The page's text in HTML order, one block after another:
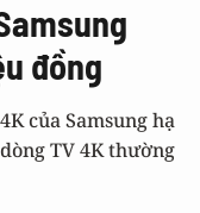
đồng
của Samsung hạ
TV 4K thường